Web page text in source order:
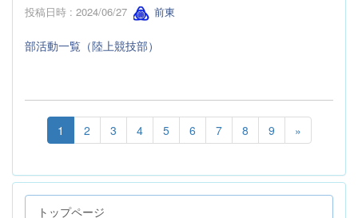
投稿日時 : 2024/06/27 前東
部活動一覧（陸上競技部）
1 2 3 4 5 6 7 8 9 »
トップページ